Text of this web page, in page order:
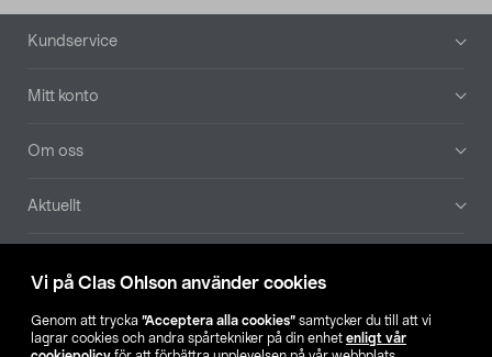
Vi på Clas Ohlson använder cookies
Genom att trycka ”Acceptera alla cookies” samtycker du till att vi
lagrar cookies och andra spårtekniker på din enhet enligt vår
Sidfot
Kundservice
Mitt konto
Om oss
Aktuellt
Hitta butik